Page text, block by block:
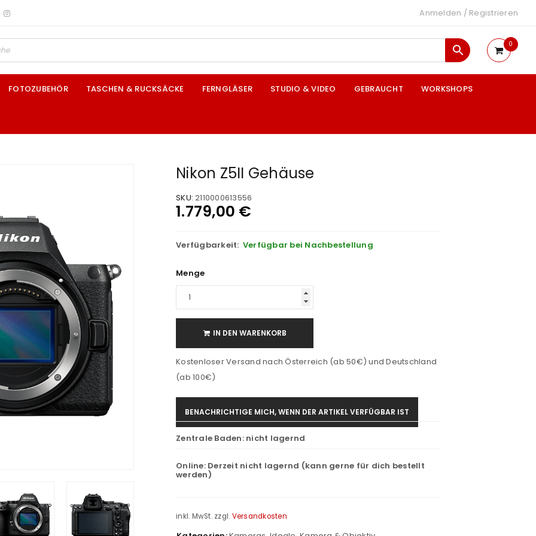
Anmelden / Registrieren
0
FOTOZUBEHÖR TASCHEN & RUCKSÄCKE FERNGLÄSER STUDIO & VIDEO GEBRAUCHT WORKSHOPS
Nikon Z5II Gehäuse
SKU: 2110000613556
1.779,00 €
Verfügbarkeit: Verfügbar bei Nachbestellung
Menge
IN DEN WARENKORB
Kostenloser Versand nach Österreich (ab 50€) und Deutschland
(ab 100€)
BENACHRICHTIGE MICH, WENN DER ARTIKEL VERFÜGBAR IST
Zentrale Baden: nicht lagernd
Online: Derzeit nicht lagernd (kann gerne für dich bestellt
werden)
inkl. MwSt. zzgl. Versandkosten